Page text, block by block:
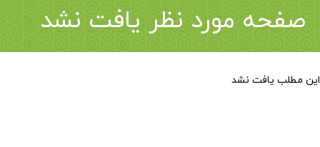
مورد نظر یافت نشد
نشد